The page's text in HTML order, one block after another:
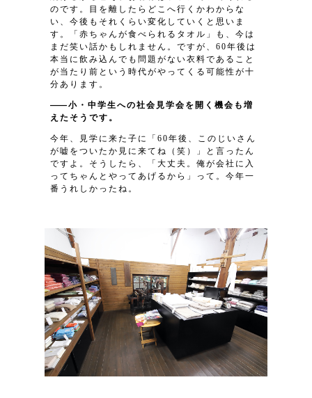
のです。目を離したらどこへ行くかわからな
い、今後もそれくらい変化していくと思いま
す。「赤ちゃんが食べられるタオル」も、今は
まだ笑い話かもしれません。ですが、60年後は
本当に飲み込んでも問題がない衣料であること
が当たり前という時代がやってくる可能性が十
分あります。
小・中学生への社会見学会を開く機会も増
えたそうです。
今年、見学に来た子に「60年後、このじいさん
が嘘をついたか見に来てね（笑）」と言ったん
ですよ。そうしたら、「大丈夫。俺が会社に入
ってちゃんとやってあげるから」って。今年一
番うれしかったね。